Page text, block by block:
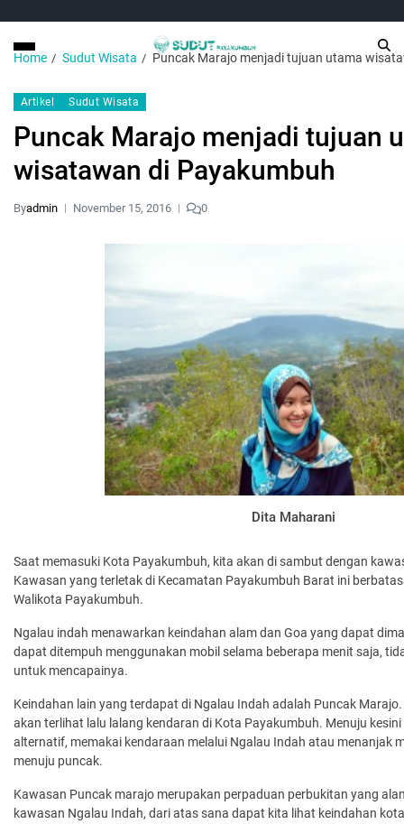
Home Sudut Wisata Puncak Marajo menjadi tujuan utama
Artikel Sudut Wisata
Puncak Marajo menjadi tujuan
wisatawan di Payakumbuh
Byadmin November 15, 2016 0
Dita Maharani
Saat memasuki Kota Payakumbuh, kita akan di sambut dengan
Kawasan yang terletak di Kecamatan Payakumbuh Barat ini
Walikota Payakumbuh.
Ngalau indah menawarkan keindahan alam dan Goa yang dapat
dapat ditempuh menggunakan mobil selama beberapa menit saja,
untuk mencapainya.
Keindahan lain yang terdapat di Ngalau Indah adalah Puncak
akan terlihat lalu lalang kendaran di Kota Payakumbuh. Menuju
alternatif, memakai kendaraan melalui Ngalau Indah atau menanjak
menuju puncak.
Kawasan Puncak marajo merupakan perpaduan perbukitan yang
kawasan Ngalau Indah, dari atas sana dapat kita lihat keindahan